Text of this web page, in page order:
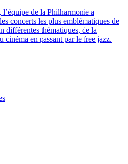
l’équipe de la Philharmonie a
concerts les plus emblématiques de
différentes thématiques, de la
cinéma en passant par le free jazz.